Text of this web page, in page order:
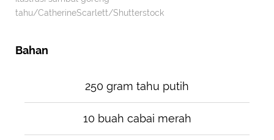
tahu/CatherineScarlett/Shutterstock
Bahan
250 gram tahu putih
10 buah cabai merah